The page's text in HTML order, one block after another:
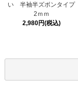
い 半袖半ズボンタイプ
2ｍｍ
2,980円(税込)